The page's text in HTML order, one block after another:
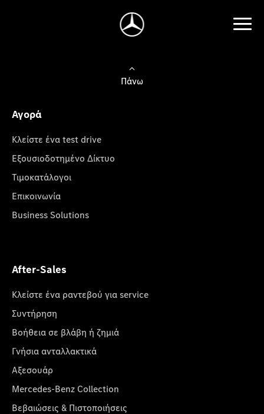
Πάνω
Αγορά
Κλείστε ένα test drive
Εξουσιοδοτημένο Δίκτυο
Τιμοκατάλογοι
Επικοινωνία
Business Solutions
After-Sales
Κλείστε ένα ραντεβού για service
Συντήρηση
Βοήθεια σε βλάβη ή ζημιά
Γνήσια ανταλλακτικά
Αξεσουάρ
Mercedes-Benz Collection
Βεβαιώσεις & Πιστοποιήσεις